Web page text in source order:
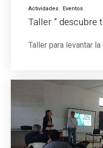
Actividades Eventos
Taller ” descubre
Taller para levantar